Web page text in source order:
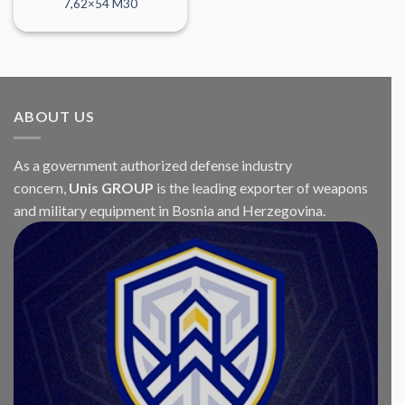
7,62×54 M30
ABOUT US
As a government authorized defense industry
concern, Unis GROUP is the leading exporter of weapons
and military equipment in Bosnia and Herzegovina.